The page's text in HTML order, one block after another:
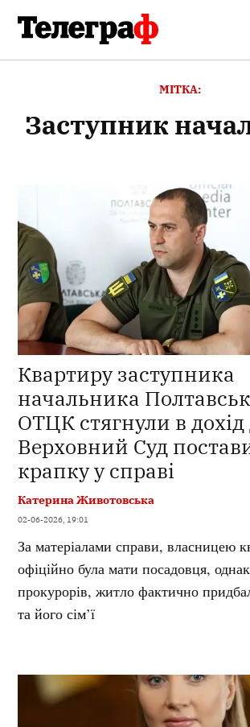
вмісту
МІТКА:
заступник
Квартиру заступника
начальника
ОТЦК стягнули в
Верховний Суд
крапку у справі
Катерина Животовська
02-06-2026, 19:01
За матеріалами справи, власницею
офіційно була мати посадовця,
прокурорів, житло фактично
та його сім’ї